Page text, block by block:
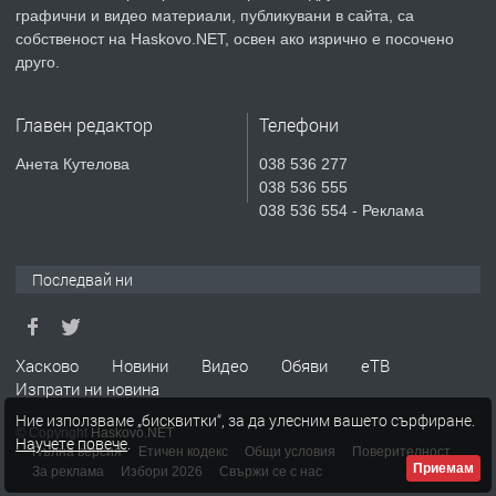
ПРЕДЛАГА СГЛОБЯВАНЕ НА МЕБЕЛИ.
№4119 Едностаен обзаведен
графични и видео материали, публикувани в сайта, са
собственост на Haskovo.NET, освен ако изрично е посочено
друго.
Главен редактор
Анета Кутелова
Телефони
038 536 277
038 536 555
038 536 554 - Реклама
Последвай ни
Хасково Новини Видео Обяви
еТВ
Изпрати ни новина
© Copyright Haskovo.NET
Пълна версия
Етичен кодекс Общи условия
Поверителност
За реклама
Избори 2026 Свържи се с нас
Ние използваме „бисквитки“, за да улесним вашето сърфиране.
Научете повече.
Приемам